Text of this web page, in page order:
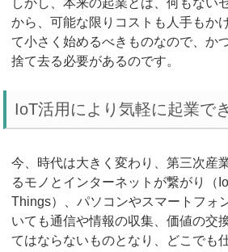
しかし、本来の起業とは、何もない
から、可能な限りコストも人手もか
て小さく始めるべきものなので、か
捨て去る必要があるのです。
IoT活用により気軽に起業で
今、時代は大きく変わり、第三次産
るモノとインターネットが繋がり（
Things）、パソコンやスマートフォ
いても通信や情報の収集、価値の交
てはならないものとなり、どこでも